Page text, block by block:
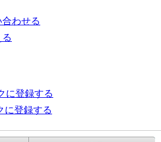
わせる
に登録する
に登録する